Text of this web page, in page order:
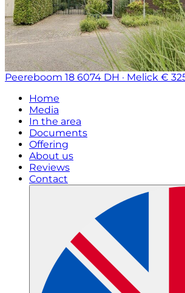
Peereboom 18 6074 DH · Melick €
Home
Media
In the area
Documents
Offering
About us
Reviews
Contact